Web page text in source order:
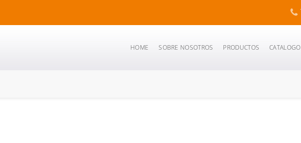
HOME SOBRE NOSOTROS PRODUCTOS